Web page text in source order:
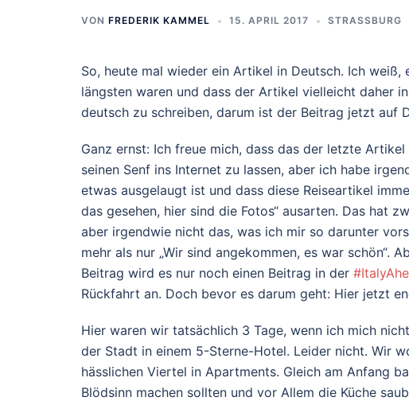
VON FREDERIK KAMMEL 15. APRIL 2017 STRASSBURG
So, heute mal wieder ein Artikel in Deutsch. Ich
längsten waren und dass der Artikel vielleicht daher
deutsch zu schreiben, darum ist der Beitrag jetzt auf
Ganz ernst: Ich freue mich, dass das der letzte Artikel
seinen Senf ins Internet zu lassen, aber ich habe
etwas ausgelaugt ist und dass diese Reiseartikel
das gesehen, hier sind die Fotos“ ausarten. Das hat
aber irgendwie nicht das, was ich mir so darunter
mehr als nur „Wir sind angekommen, es war schön“.
Beitrag wird es nur noch einen Beitrag in der
Rückfahrt an. Doch bevor es darum geht: Hier jetzt
Hier waren wir tatsächlich 3 Tage, wenn ich mich
der Stadt in einem 5-Sterne-Hotel. Leider nicht. Wir
hässlichen Viertel in Apartments. Gleich am Anfang
Blödsinn machen sollten und vor Allem die Küche